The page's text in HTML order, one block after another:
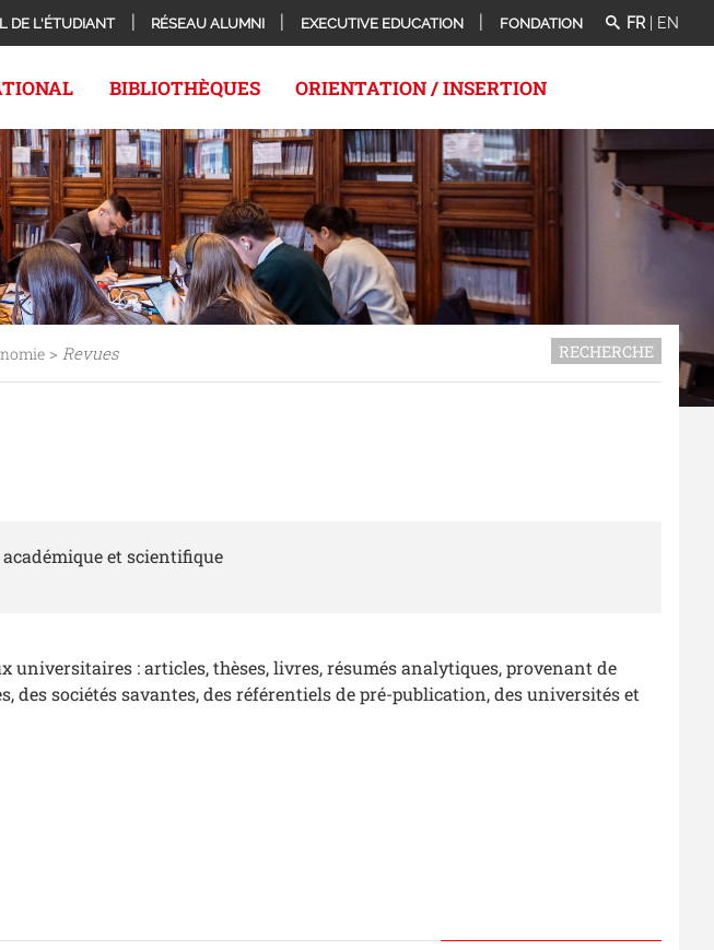
DE L'ÉTUDIANT RÉSEAU ALUMNI EXECUTIVE EDUCATION FONDATION FR EN
BIBLIOTHÈQUES ORIENTATION / INSERTION
> Revues RECHERCHE
et scientifique
universitaires : articles, thèses, livres, résumés analytiques, provenant de
des sociétés savantes, des référentiels de pré-publication, des universités et